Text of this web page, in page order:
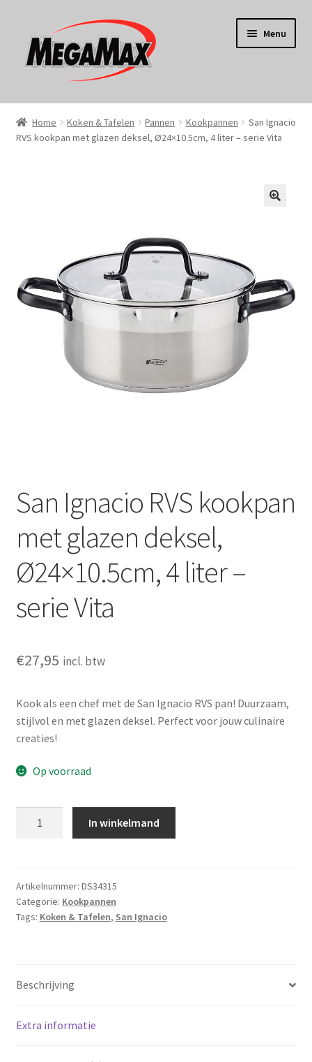
door
naar
naar
de
Menu
Home
KERST
Wonen
Huishouden
Persoonlijke Verzorging
Sport
Home Koken & Tafelen Pannen Kookpannen
San Ignacio
RVS kookpan met glazen deksel, Ø24×10.5cm, 4 liter – serie Vita
San Ignacio RVS kookpan
met glazen deksel,
Ø24×10.5cm, 4 liter –
serie Vita
€27,95 incl. btw
Kook als een chef met de San Ignacio RVS pan! Duurzaam,
stijlvol en met glazen deksel. Perfect voor jouw culinaire
creaties!
Op voorraad
met
glazen
deksel,
-
Vita
In winkelmand
Artikelnummer: DS34315
Categorie: Kookpannen
Tags: Koken & Tafelen, San Ignacio
Beschrijving
Extra informatie